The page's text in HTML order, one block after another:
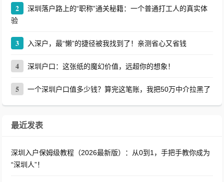
2
深圳落户路上的“职称”通关秘籍：一个普通打工人的真实体
验
3 入深户，最“懒”的捷径被我找到了！亲测省心又省钱
4 深圳户口：这张纸的魔幻价值，远超你的想象！
5 一个深圳户口值多少钱？算完这笔账，我把50万中介拉黑了
最近发表
深圳入户保姆级教程（2026最新版）：从0到1，手把手教你成为
“深圳人”！